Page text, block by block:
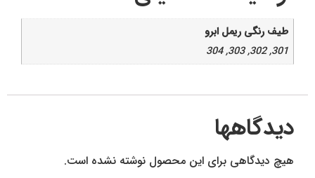
طیف رنگی ریمل ابرو
301, 302, 303, 304
دیدگاهها
هیچ دیدگاهی برای این محصول نوشته نشده است.